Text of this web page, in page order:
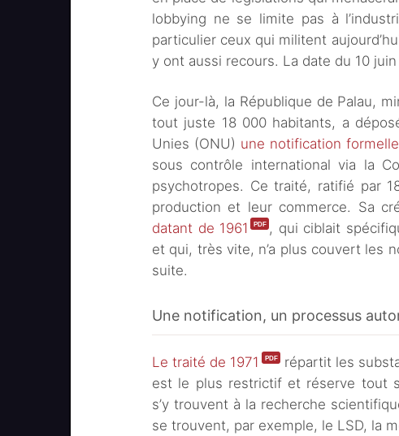
lobbying ne se limite pas à
particulier ceux qui militent
y ont aussi recours. La date du 10
Ce jour-là, la République de Palau,
tout juste 18 000 habitants, a
Unies (ONU) une notification formelle
sous contrôle international via la
psychotropes. Ce traité, ratifié par
production et leur commerce. Sa
datant de 1961
, qui ciblait
et qui, très vite, n’a plus couvert les
suite.
Une notification, un processus
Le traité de 1971
répartit les
est le plus restrictif et réserve tout
s’y trouvent à la recherche
se trouvent, par exemple, le LSD, la